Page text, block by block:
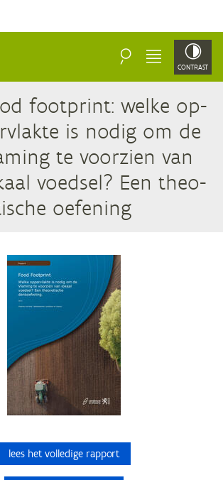
ZOEKEN MENU CONTRAST
foot­print: wel­ke op­
is no­dig om de
te voor­zien van
voed­sel? Een the­o­
oefening
lees het volledige rapport